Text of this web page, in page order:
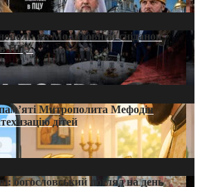
як Молитовний сніданок
в ПЦУ
Митрополита Мефодія
дітей
богословський погляд на день